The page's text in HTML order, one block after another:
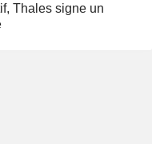
Thales signe un